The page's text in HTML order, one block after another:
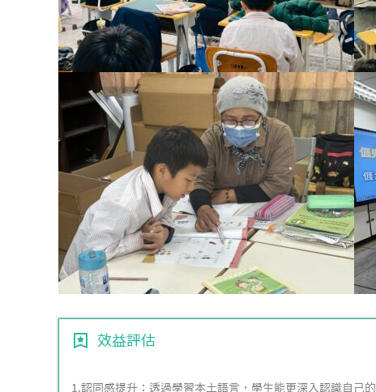
效益評估
1.認同感提升：透過學習本土語言，學生能更深入認識自己